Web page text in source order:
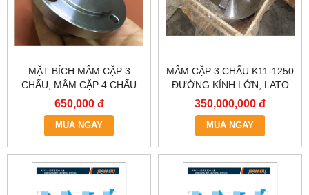
MẶT BÍCH MÂM CẶP 3
CHẤU, MÂM CẶP 4 CHẤU
80MM K11-80, K12-80
650,000 đ
MUA NGAY
MÂM CẶP 3 CHẤU K11-1250
ĐƯỜNG KÍNH LỚN, LATO
MÁY TIỆN 12 TẤC RƯỠI
350,000,000 đ
MUA NGAY